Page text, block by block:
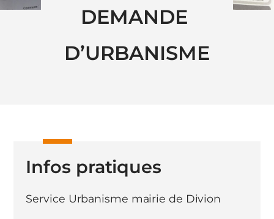
DEMANDE
D’URBANISME
Infos pratiques
Service Urbanisme mairie de Divion